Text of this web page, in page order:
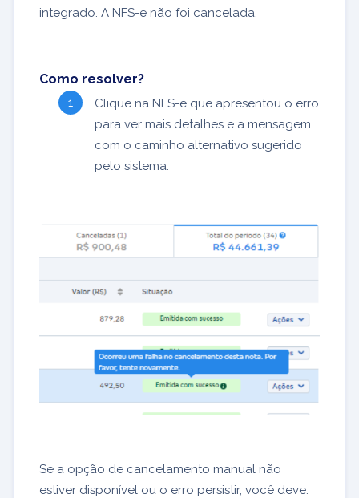
integrado. A NFS-e não foi cancelada.
Como resolver?
Clique na NFS-e que apresentou o erro
para ver mais detalhes e a mensagem
com o caminho alternativo sugerido
pelo sistema.
Se a opção de cancelamento manual não
estiver disponível ou o erro persistir, você deve: